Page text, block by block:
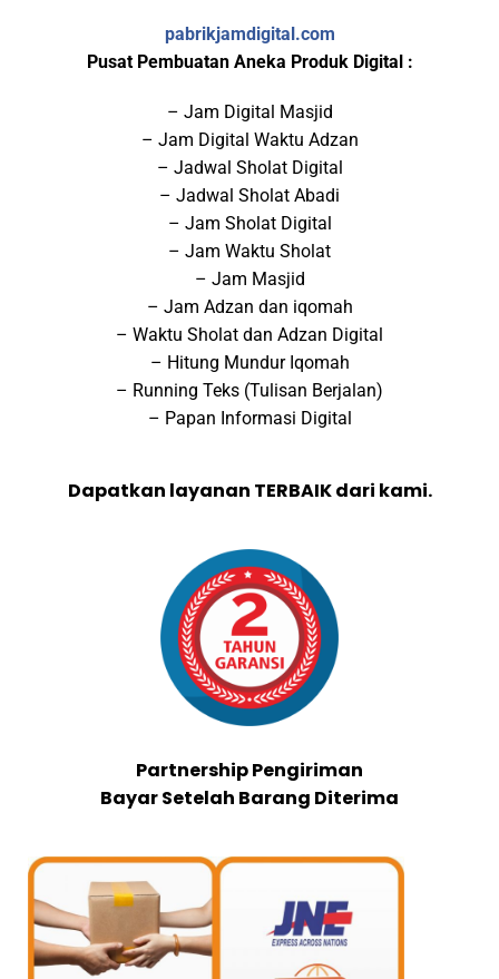
pabrikjamdigital.com
Pusat Pembuatan Aneka Produk Digital :
– Jam Digital Masjid
– Jam Digital Waktu Adzan
– Jadwal Sholat Digital
– Jadwal Sholat Abadi
– Jam Sholat Digital
– Jam Waktu Sholat
– Jam Masjid
– Jam Adzan dan iqomah
– Waktu Sholat dan Adzan Digital
– Hitung Mundur Iqomah
– Running Teks (Tulisan Berjalan)
– Papan Informasi Digital
Dapatkan layanan TERBAIK dari kami.
Partnership Pengiriman
Bayar Setelah Barang Diterima